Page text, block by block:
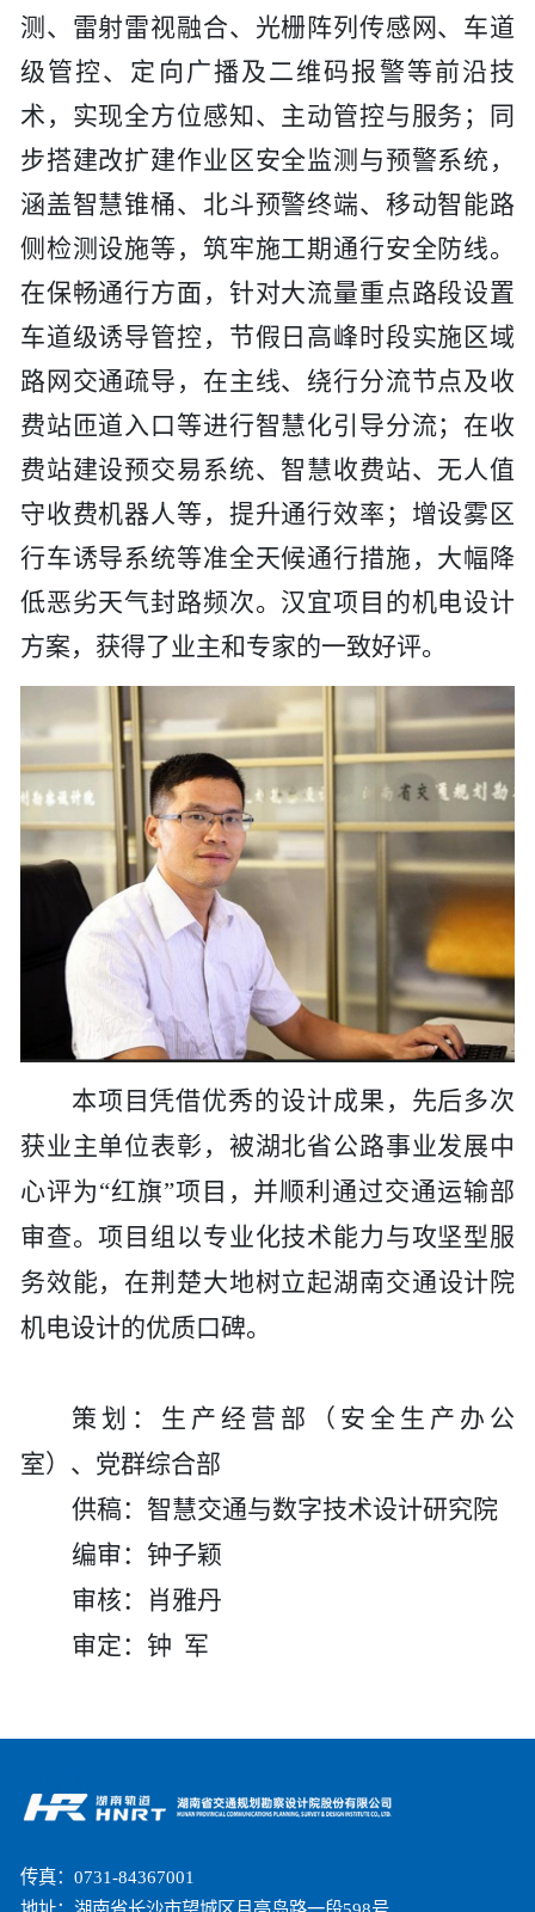
测、雷射雷视融合、光栅阵列传感网、车道
级管控、定向广播及二维码报警等前沿技
术，实现全方位感知、主动管控与服务；同
步搭建改扩建作业区安全监测与预警系统，
涵盖智慧锥桶、北斗预警终端、移动智能路
侧检测设施等，筑牢施工期通行安全防线。
在保畅通行方面，针对大流量重点路段设置
车道级诱导管控，节假日高峰时段实施区域
路网交通疏导，在主线、绕行分流节点及收
费站匝道入口等进行智慧化引导分流；在收
费站建设预交易系统、智慧收费站、无人值
守收费机器人等，提升通行效率；增设雾区
行车诱导系统等准全天候通行措施，大幅降
低恶劣天气封路频次。汉宜项目的机电设计
方案，获得了业主和专家的一致好评。
本项目凭借优秀的设计成果，先后多次
获业主单位表彰，被湖北省公路事业发展中
心评为“红旗”项目，并顺利通过交通运输部
审查。项目组以专业化技术能力与攻坚型服
务效能， 在荆楚大地树立起湖南交通设计院
机电设计的优质口碑。
策划：生产经营部（安全生产办公
室）、党群综合部
供稿： 智慧交通与数字技术设计研究院
编审：钟子颖
审核：肖雅丹
审定：钟 军
传真：0731-84367001